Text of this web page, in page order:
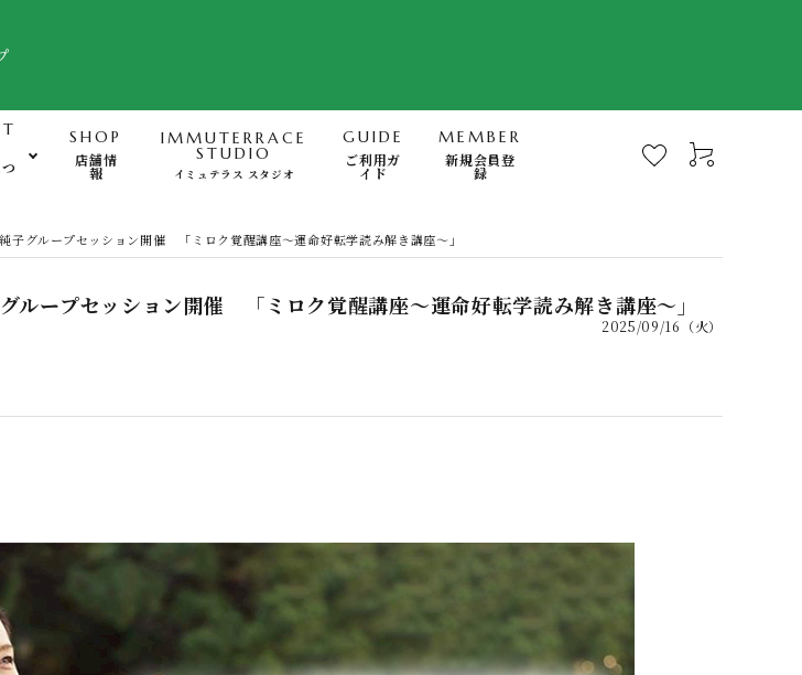
トレ他
グッズ
心-Mindfulness-
快眠・浄化・波動のミナモト
書籍
SHOP
店舗情
報
IMMUTERRACE
STUDIO
イミュテラス スタジオ
GUIDE
ご利用ガ
イド
MEMBER
新規会員登
録
子グループセッション開催 「ミロク覚醒講座～運命好転学読み解き講座～」
ループセッション開催 「ミロク覚醒講座～運命好転学読み解き講座～」
2025/09/16（火）